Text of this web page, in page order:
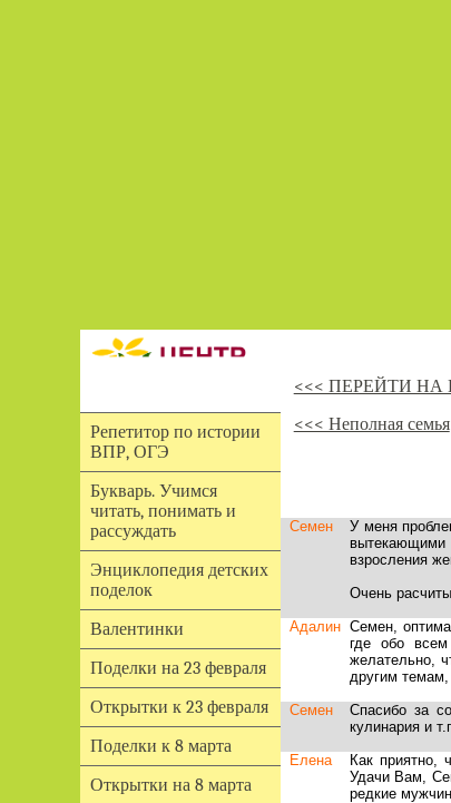
Репетитор по истории
ВПР, ОГЭ
Букварь. Учимся
читать, понимать и
рассуждать
Энциклопедия детских
поделок
Валентинки
Поделки на 23 февраля
Открытки к 23 февраля
Поделки к 8 марта
Открытки на 8 марта
<<< ПЕРЕЙТИ
<<< Неполная семья
Семен
У меня
вытекающими
взросления
Очень
Адалин Семен,
где обо всем
желательно,
другим
Семен
Спасибо за
кулинария и
Елена
Как приятно,
Удачи Вам,
редкие